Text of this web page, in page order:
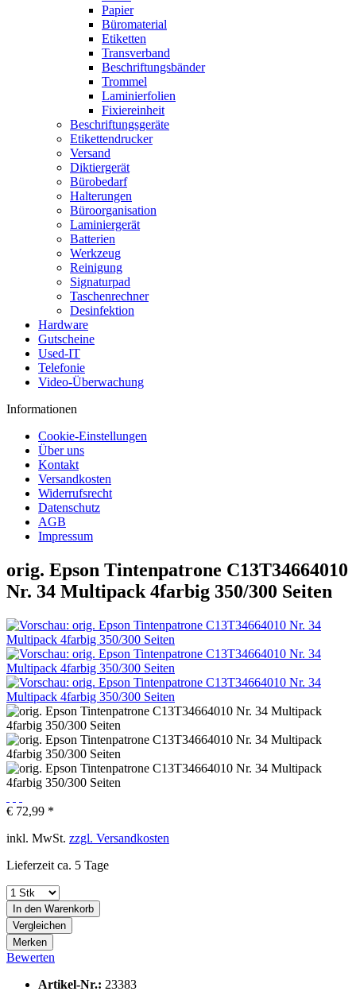
Papier
Büromaterial
Etiketten
Transverband
Beschriftungsbänder
Trommel
Laminierfolien
Fixiereinheit
Beschriftungsgeräte
Etikettendrucker
Versand
Diktiergerät
Bürobedarf
Halterungen
Büroorganisation
Laminiergerät
Batterien
Werkzeug
Reinigung
Signaturpad
Taschenrechner
Desinfektion
Hardware
Gutscheine
Used-IT
Telefonie
Video-Überwachung
Informationen
Cookie-Einstellungen
Über uns
Kontakt
Versandkosten
Widerrufsrecht
Datenschutz
AGB
Impressum
orig. Epson Tintenpatrone C13T34664010
Nr. 34 Multipack 4farbig 350/300 Seiten
€ 72,99 *
inkl. MwSt. zzgl. Versandkosten
Lieferzeit ca. 5 Tage
In den Warenkorb
Vergleichen
Merken
Bewerten
Artikel-Nr.: 23383